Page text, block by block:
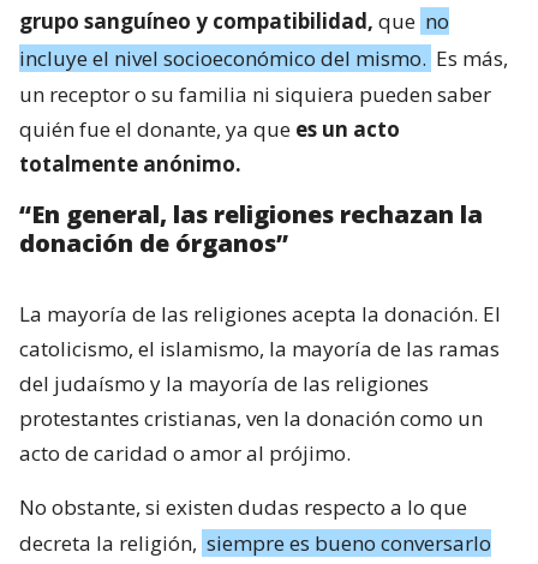
grupo sanguíneo y compatibilidad, que no
incluye el nivel socioeconómico del mismo. Es más,
un receptor o su familia ni siquiera pueden saber
quién fue el donante, ya que es un acto
totalmente anónimo.
“En general, las religiones rechazan la
donación de órganos”
La mayoría de las religiones acepta la donación. El
catolicismo, el islamismo, la mayoría de las ramas
del judaísmo y la mayoría de las religiones
protestantes cristianas, ven la donación como un
acto de caridad o amor al prójimo.
No obstante, si existen dudas respecto a lo que
decreta la religión, siempre es bueno conversarlo